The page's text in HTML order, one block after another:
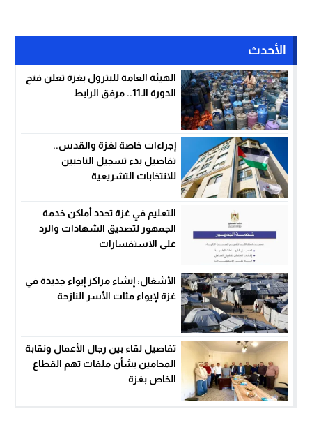
الأحدث
الهيئة العامة للبترول بغزة تعلن فتح
الدورة الـ11.. مرفق الرابط
إجراءات خاصة لغزة والقدس..
تفاصيل بدء تسجيل الناخبين
للانتخابات التشريعية
التعليم في غزة تحدد أماكن خدمة
الجمهور لتصديق الشهادات والرد
على الاستفسارات
الأشغال: إنشاء مراكز إيواء جديدة في
غزة لإيواء مئات الأسر النازحة
تفاصيل لقاء بين رجال الأعمال ونقابة
المحامين بشأن ملفات تهم القطاع
الخاص بغزة